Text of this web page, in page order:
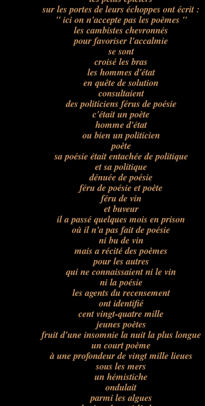
sur les portes de leurs échoppes ont écrit :
" ici on n'accepte pas les poèmes "
les cambistes chevronnés
pour favoriser l'accalmie
se sont
croisé les bras
les hommes d'état
en quête de solution
consultaient
des politiciens férus de poésie
c'était un poète
homme d'état
ou bien un politicien
poète
sa poésie était entachée de politique
et sa politique
dénuée de poésie
féru de poésie et poète
féru de vin
et buveur
il a passé quelques mois en prison
où il n'a pas fait de poésie
ni bu de vin
mais a récité des poèmes
pour les autres
qui ne connaissaient ni le vin
ni la poésie
les agents du recensement
ont identifié
cent vingt-quatre mille
jeunes poètes
fruit d'une insomnie la nuit la plus longue
un court poème
à une profondeur de vingt mille lieues
sous les mers
un hémistiche
ondulait
parmi les algues